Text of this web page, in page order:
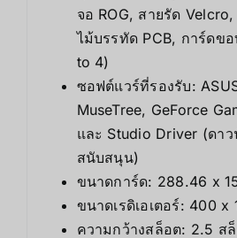
จอ ROG, สายรัด
ไม้บรรทัด PCB, การ์ดข
to 4)
ซอฟต์แวร์ที่รองรับ:
MuseTree, GeForce
และ Studio Driver (ดา
สนับสนุน)
ขนาดการ์ด: 288.46 x
ขนาดเรดิเอเตอร์: 400
ความกว้างสล็อต: 2.5 ส